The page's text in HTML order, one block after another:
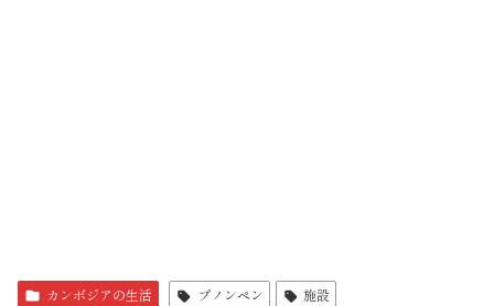
カンボジアの生活 プノンペン 施設